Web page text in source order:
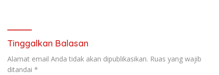
Tinggalkan Balasan
Alamat email Anda tidak akan dipublikasikan. Ruas yang wajib
ditandai *